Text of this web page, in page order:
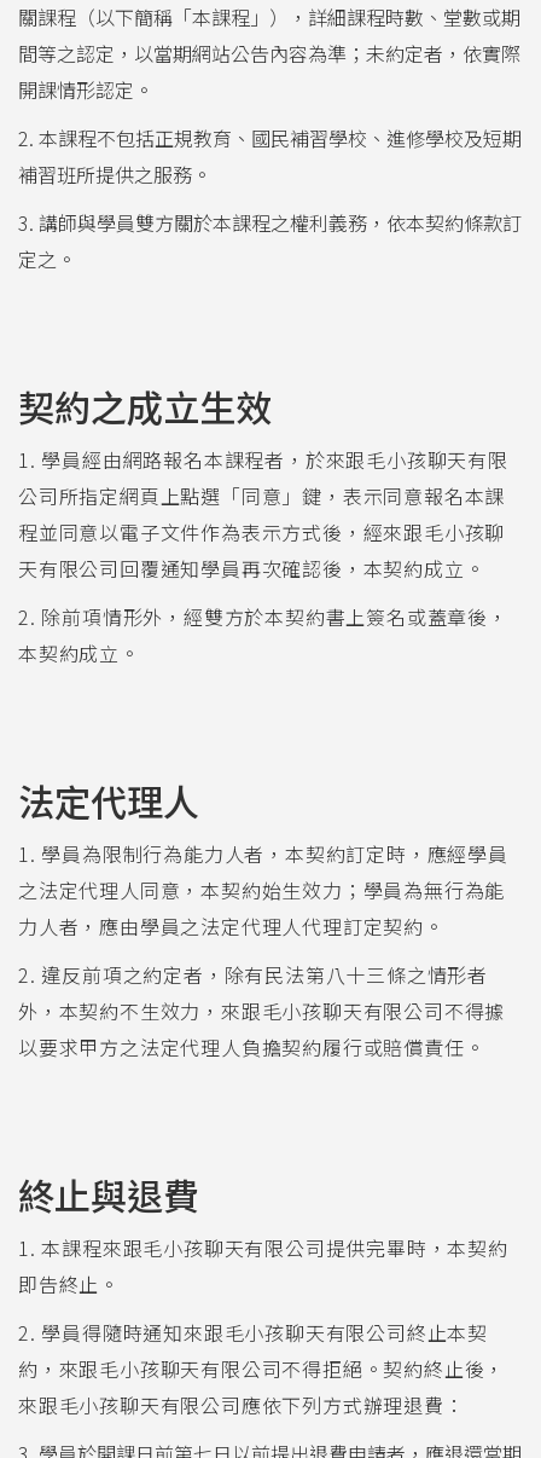
關課程（以下簡稱「本課程」），詳細課程時數、堂數或期
間等之認定，以當期網站公告內容為準；未約定者，依實際
開課情形認定。
2. 本課程不包括正規教育、國民補習學校、進修學校及短期
補習班所提供之服務。
3. 講師與學員雙方關於本課程之權利義務，依本契約條款訂
定之。
契約之成立生效
1. 學員經由網路報名本課程者，於來跟毛小孩聊天有限
公司所指定網頁上點選「同意」鍵，表示同意報名本課
程並同意以電子文件作為表示方式後，經來跟毛小孩聊
天有限公司回覆通知學員再次確認後，本契約成立。
2. 除前項情形外，經雙方於本契約書上簽名或蓋章後，
本契約成立。
法定代理人
1. 學員為限制行為能力人者，本契約訂定時，應經學員
之法定代理人同意，本契約始生效力；學員為無行為能
力人者，應由學員之法定代理人代理訂定契約。
2. 違反前項之約定者，除有民法第八十三條之情形者
外，本契約不生效力，來跟毛小孩聊天有限公司不得據
以要求甲方之法定代理人負擔契約履行或賠償責任。
終止與退費
1. 本課程來跟毛小孩聊天有限公司提供完畢時，本契約
即告終止。
2. 學員得隨時通知來跟毛小孩聊天有限公司終止本契
約，來跟毛小孩聊天有限公司不得拒絕。契約終止後，
來跟毛小孩聊天有限公司應依下列方式辦理退費：